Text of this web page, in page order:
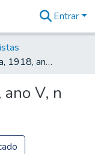
Entrar
Revista Feminina, 1918, ano V, n 052
V, n